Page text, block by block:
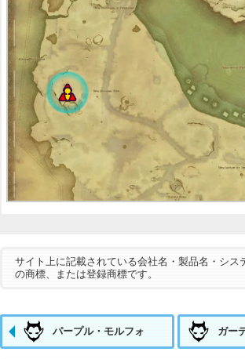
サイト上に記載されている会社名・製品名・シス
の商標、または登録商標です。
パープル・モルフォ ガー